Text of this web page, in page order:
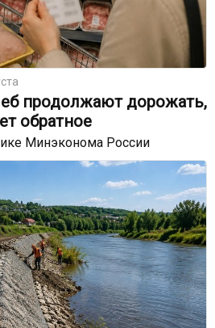
продолжают дорожать,
обратное
Минэконома России